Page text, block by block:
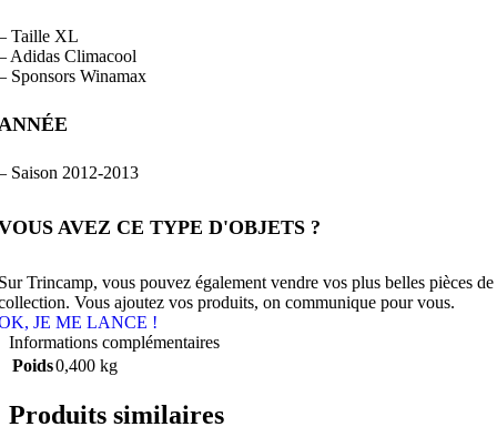
Taille XL
Adidas Climacool
Sponsors Winamax
Saison 2012-2013
AVEZ CE TYPE D'OBJETS ?
Trincamp, vous pouvez également vendre vos plus belles pièces de
Vous ajoutez vos produits, on communique pour vous.
JE ME LANCE !
Informations complémentaires
Poids0,400 kg
Produits similaires